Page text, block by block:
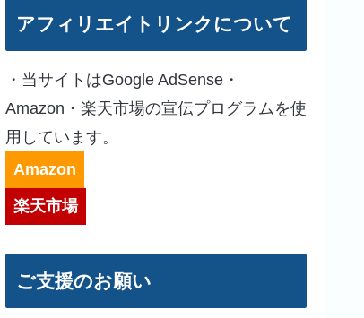
アフィリエイトリンクについて
・当サイトはGoogle AdSense・
Amazon・楽天市場の宣伝プログラムを使
用しています。
Amazon
楽天市場
ご支援のお願い